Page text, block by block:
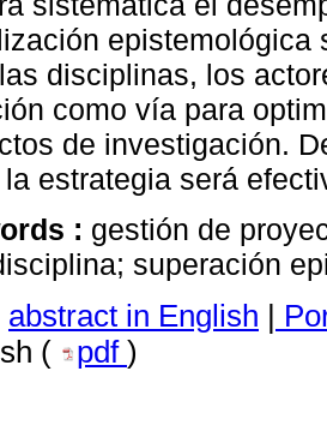
epistemológica
disciplinas, los
como vía para
de investigación.
estrategia será
: gestión de
superación
abstract in English |
(
pdf )